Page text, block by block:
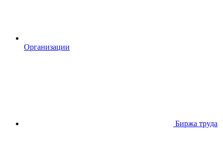
Организации
Биржа труда